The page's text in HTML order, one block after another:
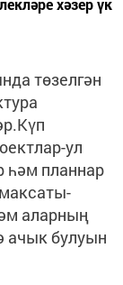
хәзер үк
төзелгән
ул
һәм планнар
аларның
ачык булуын